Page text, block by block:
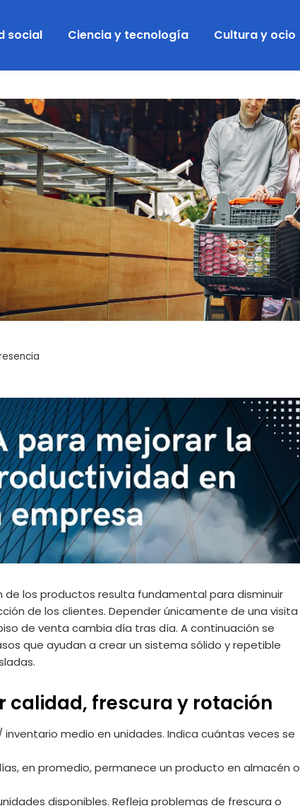
social Ciencia y tecnología Cultura y ocio
los productos resulta fundamental para disminuir
de los clientes. Depender únicamente de una visita
de venta cambia día tras día. A continuación se
que ayudan a crear un sistema sólido y repetible
calidad, frescura y rotación
medio en unidades. Indica cuántas veces se
en promedio, permanece un producto en almacén o
disponibles. Refleja problemas de frescura o